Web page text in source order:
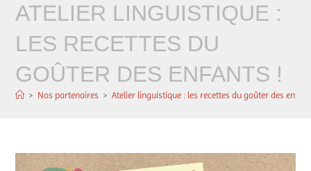
ATELIER LINGUISTIQUE :
LES RECETTES DU
GOÛTER DES ENFANTS !
> Nos partenaires > Atelier linguistique : les recettes du goûter des